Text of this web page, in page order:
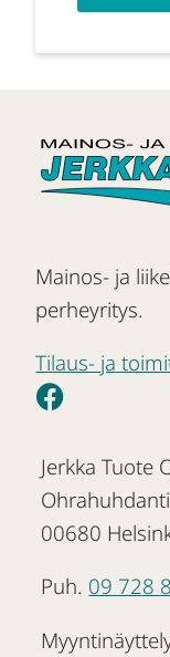
Mainos- ja
perheyritys.
Tilaus- ja
Jerkka Tuote
00680
Puh. 09 728